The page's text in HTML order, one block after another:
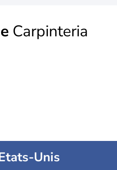
Carpinteria
Unis